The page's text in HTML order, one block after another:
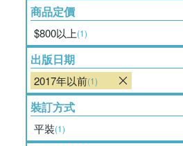
商品定價
$800以上(1)
出版日期
2017年以前(1)
裝訂方式
平裝(1)